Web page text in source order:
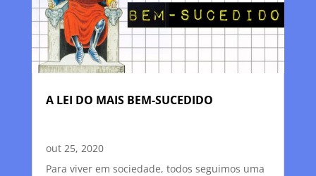
A LEI DO MAIS BEM-SUCEDIDO
out 25, 2020
Para viver em sociedade, todos seguimos uma